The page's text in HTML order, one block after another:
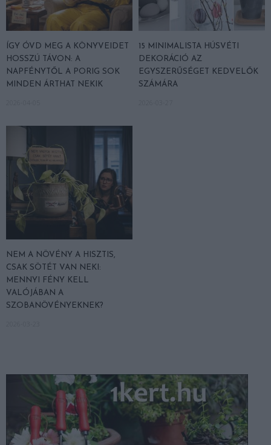
ÍGY ÓVD MEG A KÖNYVEIDET
HOSSZÚ TÁVON: A
NAPFÉNYTŐL A PORIG SOK
MINDEN ÁRTHAT NEKIK
15 MINIMALISTA HÚSVÉTI
DEKORÁCIÓ AZ
EGYSZERŰSÉGET KEDVELŐK
SZÁMÁRA
NEM A NÖVÉNY A HISZTIS,
CSAK SÖTÉT VAN NEKI:
MENNYI FÉNY KELL
VALÓJÁBAN A
SZOBANÖVÉNYEKNEK?